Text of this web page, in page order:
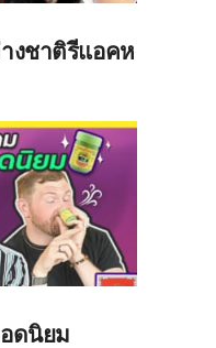
งชาติรีแอคห
ดนิยม